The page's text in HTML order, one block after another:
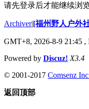
请先登录后才能继续浏
Archiver|[福州野人户外
GMT+8, 2026-8-9 21:45 ,
Powered by Discuz! X3.4
© 2001-2017 Comsenz
返回顶部